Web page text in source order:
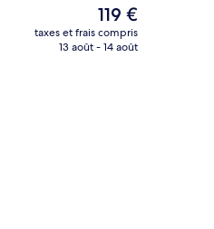
Le
prix
actuel
119 €
taxes et frais compris
13 août - 14 août